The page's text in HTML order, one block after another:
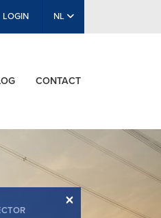
LOGIN NL
CONTACT
×